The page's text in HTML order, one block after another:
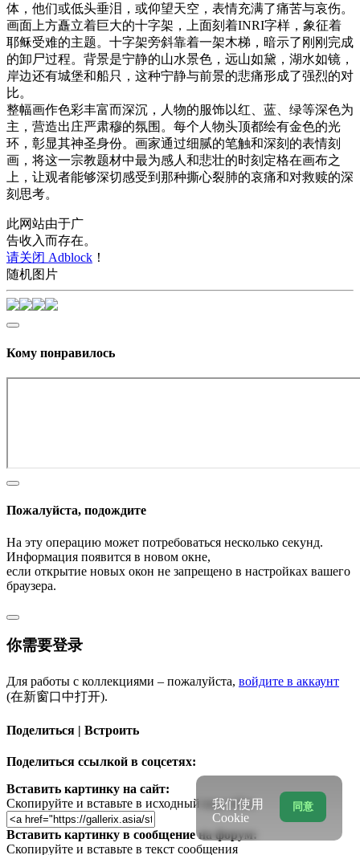
体，他们或低头垂泪，或仰望天空，表情充满了痛苦与哀伤。
画面上方矗立着巨大的十字架，上面刻着INRI字样，象征着
耶稣受难的主题。十字架旁斜靠着一架木梯，暗示了刚刚完成
的卸尸过程。背景是宁静的山水景色，远山如黛，湖水如镜，
岸边还有城堡和船只，这种宁静与前景的悲痛形成了强烈的对
比。
整幅画作色彩丰富而深沉，人物的服饰以红、蓝、绿等深色为
主，营造出庄严肃穆的氛围。每个人物头顶都绘有金色的光
环，彰显其神圣身份。画家通过细腻的笔触和深刻的表情刻
画，将这一宗教题材中最为感人和悲壮的时刻定格在画布之
上，让观者能够深切感受到那种撕心裂肺的哀痛和对救赎的深
刻思考。
此网站由于广
告收入而存在。
请关闭 Adblock ！
随机图片
Кому понравилось
Пожалуйста, подождите
На эту операцию может потребоваться несколько секунд.
Информация появится в новом окне,
если открытие новых окон не запрещено в настройках вашего
браузера.
你需要登录
Для работы с коллекциями – пожалуйста, войдите в аккаунт
(在新窗口中打开).
Поделиться | Встроить
Поделиться ссылкой в соцсетях:
Вставить картинку на сайт:
Скопируйте и вставьте в исходный код сайта
Вставить картинку в сообщение на форум:
Скопируйте и вставьте в текст сообщения
同意
我们使用
Cookie